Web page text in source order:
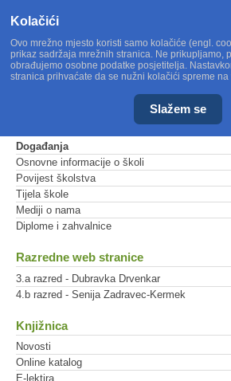
Događanja
Osnovne informacije o školi
Povijest školstva
Tijela škole
Mediji o nama
Diplome i zahvalnice
Razredne web stranice
3.a razred - Dubravka Drvenkar
4.b razred - Senija Zadravec-Kermek
Knjižnica
Novosti
Online katalog
E-lektira
Kolačići
Ovo mrežno mjesto koristi samo kolačiće (engl.
prikaz sadržaja mrežnih stranica. Ne prikupljamo,
obrađujemo osobne podatke posjetitelja.
stranica prihvaćate da se nužni kolačići spreme
Slažem se